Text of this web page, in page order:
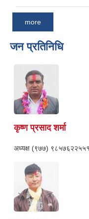
more
जन प्रतिनिधि
कृष्ण प्रसाद शर्मा
अध्यक्ष (९७७)